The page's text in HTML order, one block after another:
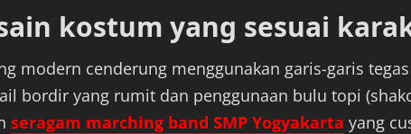
kostum yang sesuai
modern cenderung menggunakan garis-garis
bordir yang rumit dan penggunaan bulu topi
seragam marching band SMP Yogyakarta yang